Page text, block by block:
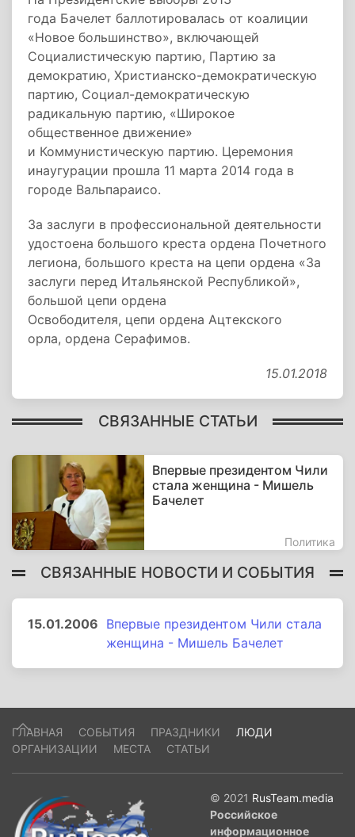
года Бачелет баллотировалась от коалиции
«Новое большинство», включающей
Социалистическую партию, Партию за
демократию, Христианско-демократическую
партию, Социал-демократическую
радикальную партию, «Широкое
общественное движение»
и Коммунистическую партию. Церемония
инаугурации прошла 11 марта 2014 года в
городе Вальпараисо.
За заслуги в профессиональной деятельности
удостоена большого креста ордена Почетного
легиона, большого креста на цепи ордена «За
заслуги перед Итальянской Республикой»,
большой цепи ордена
Освободителя, цепи ордена Ацтекского
орла, ордена Серафимов.
15.01.2018
СВЯЗАННЫЕ СТАТЬИ
Впервые президентом Чили
стала женщина - Мишель
Бачелет
Политика
СВЯЗАННЫЕ НОВОСТИ И СОБЫТИЯ
15.01.2006 Впервые президентом Чили стала
женщина - Мишель Бачелет
ГЛАВНАЯ СОБЫТИЯ ПРАЗДНИКИ
ЛЮДИ
ОРГАНИЗАЦИИ
МЕСТА СТАТЬИ
© 2021 RusTeam.media
Российское
информационное